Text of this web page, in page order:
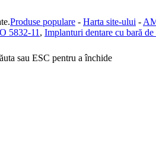
Produse populare - Harta site-ului -
5832-11 , Implanturi dentare cu bară de
sau ESC pentru a închide